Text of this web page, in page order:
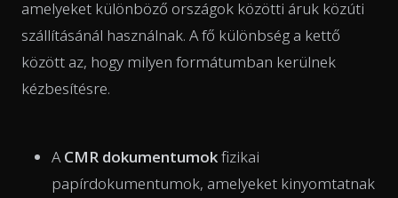
amelyeket különböző országok közötti áruk közúti
szállításánál használnak. A fő különbség a kettő
között az, hogy milyen formátumban kerülnek
kézbesítésre.
ACMR dokumentumokfizikai
papírdokumentumok, amelyeket kinyomtatnak